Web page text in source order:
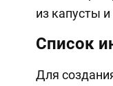
из капусты
Список
Для